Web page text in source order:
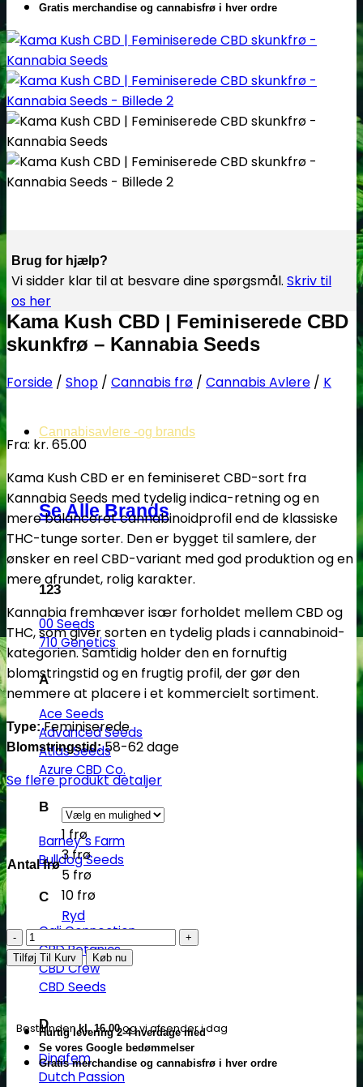
Cannabisavlere -og brands
Se Alle Brands
123
00 Seeds
710 Genetics
A
Ace Seeds
Advanced Seeds
Atlas Seeds
Azure CBD Co.
B
Barney´s Farm
Bulldog Seeds
C
Cali Connection
CBD Botanics
CBD Crew
CBD Seeds
D
Dinafem
Dutch Passion
Gratis merchandise og cannabisfrø i hver ordre
Brug for hjælp?
Vi sidder klar til at besvare dine spørgsmål. Skriv til
os her
Kama Kush CBD | Feminiserede CBD
skunkfrø – Kannabia Seeds
Forside / Shop / Cannabis frø / Cannabis Avlere / K
Fra: kr. 65.00
Kama Kush CBD er en feminiseret CBD-sort fra
Kannabia Seeds med tydelig indica-retning og en
mere balanceret cannabinoidprofil end de klassiske
THC-tunge sorter. Den er bygget til samlere, der
ønsker en reel CBD-variant med god produktion og en
mere afrundet, rolig karakter.
Kannabia fremhæver især forholdet mellem CBD og
THC, som giver sorten en tydelig plads i cannabinoid-
kategorien. Samtidig holder den en fornuftig
blomstringstid og en frugtig profil, der gør den
nemmere at placere i et kommercielt sortiment.
Type:Feminiserede
Blomstringstid:58-62 dage
Se flere produkt detaljer
Antal frø
1 frø
3 frø
5 frø
10 frø
Ryd
Kama
Kush
CBD
Feminiserede
CBD
skunkfrø
Tilføj Til Kurv Køb nu
Bestil indenkl. 16.00og vi afsender i dag
Hurtig levering 2-4 hverdage med
Se vores Google bedømmelser
Gratis merchandise og cannabisfrø i hver ordre